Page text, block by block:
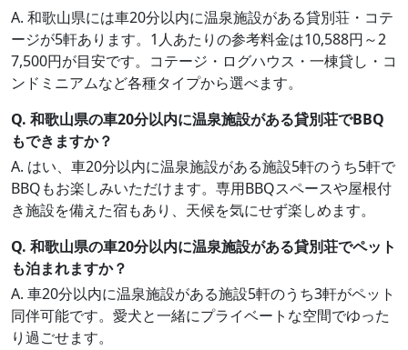
A. 和歌山県には車20分以内に温泉施設がある貸別荘・コテ
ージが5軒あります。1人あたりの参考料金は10,588円～2
7,500円が目安です。コテージ・ログハウス・一棟貸し・コ
ンドミニアムなど各種タイプから選べます。
Q. 和歌山県の車20分以内に温泉施設がある貸別荘でBBQ
もできますか？
A. はい、車20分以内に温泉施設がある施設5軒のうち5軒で
BBQもお楽しみいただけます。専用BBQスペースや屋根付
き施設を備えた宿もあり、天候を気にせず楽しめます。
Q. 和歌山県の車20分以内に温泉施設がある貸別荘でペット
も泊まれますか？
A. 車20分以内に温泉施設がある施設5軒のうち3軒がペット
同伴可能です。愛犬と一緒にプライベートな空間でゆった
り過ごせます。